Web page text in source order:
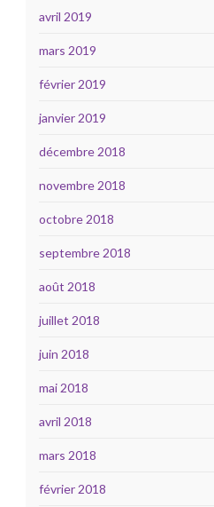
avril 2019
mars 2019
février 2019
janvier 2019
décembre 2018
novembre 2018
octobre 2018
septembre 2018
août 2018
juillet 2018
juin 2018
mai 2018
avril 2018
mars 2018
février 2018